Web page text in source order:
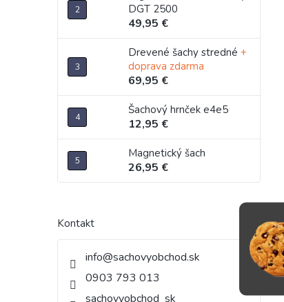
DGT 2500
49,95 €
Drevené šachy stredné +
doprava zdarma
69,95 €
Šachový hrnček e4e5
12,95 €
Magnetický šach
26,95 €
Kontakt
info@sachovyobchod.sk
0903 793 013
sachovyobchod_sk